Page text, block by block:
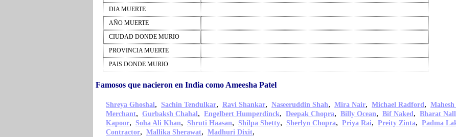
DIA MUERTE
AÑO MUERTE
CIUDAD DONDE MURIO
PROVINCIA MUERTE
PAIS DONDE MURIO
Famosos que nacieron en India como Ameesha Patel
Shreya Ghoshal, Sachin Tendulkar, Ravi Shankar, Naseeruddin Shah, Mira Nair, Michael Radford,
Merchant, Gurbaksh Chahal, Engelbert Humperdinck, Deepak Chopra, Billy Ocean, Bif Naked, Bharat
Kapoor, Soha Ali Khan, Shruti Haasan, Shilpa Shetty, Sherlyn Chopra, Priya Rai, Preity Zinta, Padma
Contractor, Mallika Sherawat, Madhuri Dixit,